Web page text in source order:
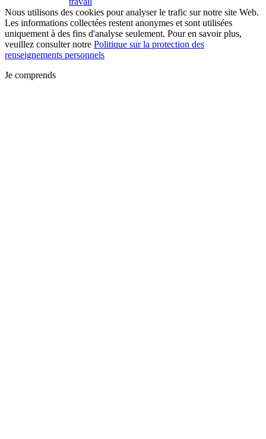
Nous utilisons des cookies pour analyser le trafic sur notre site Web.
Les informations collectées restent anonymes et sont utilisées
uniquement à des fins d'analyse seulement. Pour en savoir plus,
veuillez consulter notre Politique sur la protection des
renseignements personnels
Je comprends